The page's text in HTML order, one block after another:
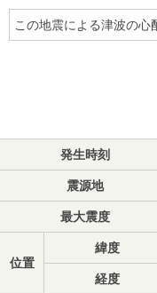
この地震による津波の心
発生時刻
震源地
最大震度
位置
緯度
経度